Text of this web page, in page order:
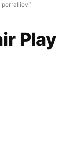
‘allievi’
Play